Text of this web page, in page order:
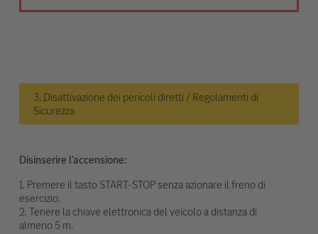
3. Disattivazione dei pericoli diretti / Regolamenti di
Sicurezza
Disinserire l'accensione:
1. Premere il tasto START-STOP senza azionare il freno di
esercizio.
2. Tenere la chiave elettronica del veicolo a distanza di
almeno 5 m.